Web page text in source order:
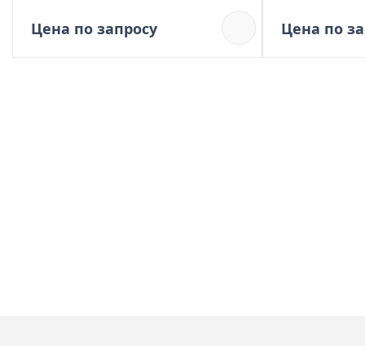
Цена по запросу Цена по